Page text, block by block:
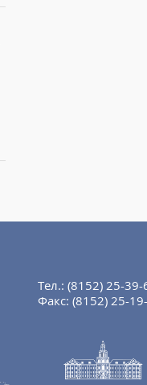
Тел.: (8152) 25-39-
Факс: (8152) 25-